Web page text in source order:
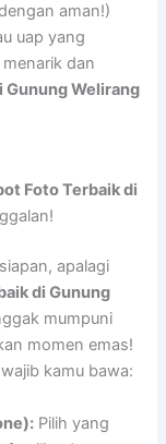
aman!)
uap yang
dan
Welirang
Foto Terbaik di
apalagi
di Gunung
mumpuni
momen emas!
kamu bawa:
Pilih yang